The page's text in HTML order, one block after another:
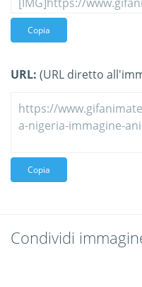
Copia
URL: (URL diretto
Copia
Condividi